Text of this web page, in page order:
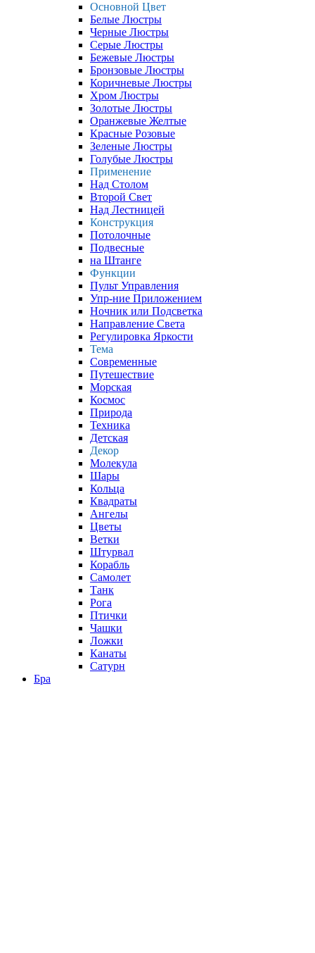
Основной Цвет
Белые Люстры
Черные Люстры
Серые Люстры
Бежевые Люстры
Бронзовые Люстры
Коричневые Люстры
Хром Люстры
Золотые Люстры
Оранжевые Желтые
Красные Розовые
Зеленые Люстры
Голубые Люстры
Применение
Над Столом
Второй Свет
Над Лестницей
Конструкция
Потолочные
Подвесные
на Штанге
Функции
Пульт Управления
Упр-ние Приложением
Ночник или Подсветка
Направление Света
Регулировка Яркости
Тема
Современные
Путешествие
Морская
Космос
Природа
Техника
Детская
Декор
Молекула
Шары
Кольца
Квадраты
Ангелы
Цветы
Ветки
Штурвал
Корабль
Самолет
Танк
Рога
Птички
Чашки
Ложки
Канаты
Сатурн
Бра